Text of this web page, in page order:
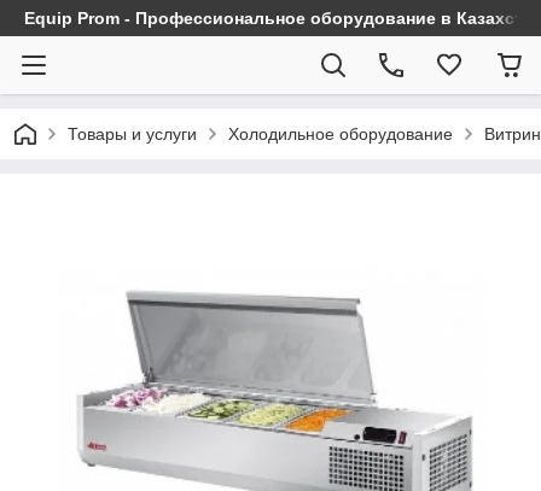
Equip Prom - Профессиональное оборудование в
Товары и услуги Холодильное оборудование